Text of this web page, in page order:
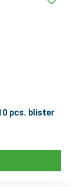
pcs. blister